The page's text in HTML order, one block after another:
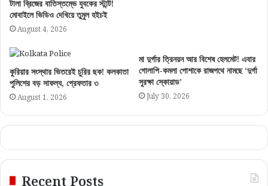
কলকাতা
কলকাতায় ২০৯ ও হাওড়ায় ৬৮টি ওয়ার্ড! ১২ আগস্ট বিধানসভায় বড় বিল
আনছে শুভেন্দু সরকার
August 7, 2026